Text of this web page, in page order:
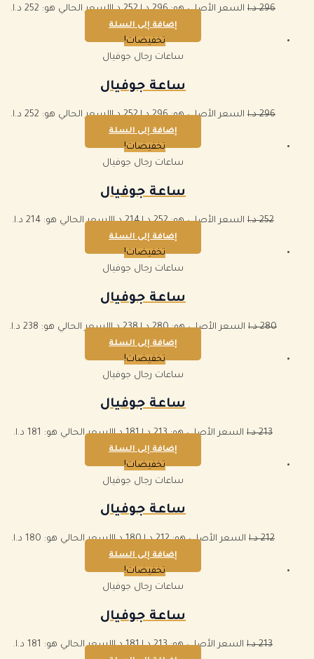
296 د.ا السعر الأصلي هو: 296 د.ا. 252 د.االسعر الحالي هو: 252 د.ا.
إضافة إلى السلة
تخفيضات!
ساعات رجال جوفيال
ساعة جوفيال
296 د.ا السعر الأصلي هو: 296 د.ا. 252 د.االسعر الحالي هو: 252 د.ا.
إضافة إلى السلة
تخفيضات!
ساعات رجال جوفيال
ساعة جوفيال
252 د.ا السعر الأصلي هو: 252 د.ا. 214 د.االسعر الحالي هو: 214 د.ا.
إضافة إلى السلة
تخفيضات!
ساعات رجال جوفيال
ساعة جوفيال
280 د.ا السعر الأصلي هو: 280 د.ا. 238 د.االسعر الحالي هو: 238 د.ا.
إضافة إلى السلة
تخفيضات!
ساعات رجال جوفيال
ساعة جوفيال
213 د.ا السعر الأصلي هو: 213 د.ا. 181 د.االسعر الحالي هو: 181 د.ا.
إضافة إلى السلة
تخفيضات!
ساعات رجال جوفيال
ساعة جوفيال
212 د.ا السعر الأصلي هو: 212 د.ا. 180 د.االسعر الحالي هو: 180 د.ا.
إضافة إلى السلة
تخفيضات!
ساعات رجال جوفيال
ساعة جوفيال
213 د.ا السعر الأصلي هو: 213 د.ا. 181 د.االسعر الحالي هو: 181 د.ا.